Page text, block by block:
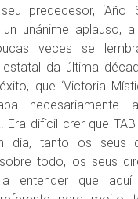
predecesor, ‘Año
un unánime aplauso, a
veces se
estatal da última
que ‘Victoria
necesariamente
Era difícil crer que
día, tanto os seus
todo, os seus
entender que aquí